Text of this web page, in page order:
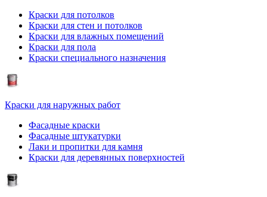
Краски для потолков
Краски для стен и потолков
Краски для влажных помещений
Краски для пола
Краски специального назначения
Краски для наружных работ
Фасадные краски
Фасадные штукатурки
Лаки и пропитки для камня
Краски для деревянных поверхностей